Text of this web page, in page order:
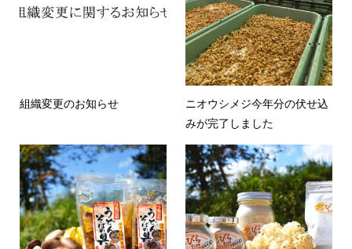
組織変更のお知らせ
ニオウシメジ今年分の伏せ込
みが完了しました